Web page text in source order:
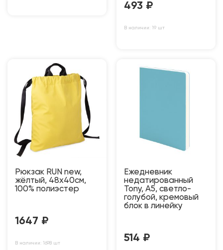
493 ₽
В наличии: 19 шт
Рюкзак RUN new,
жёлтый, 48х40см,
100% полиэстер
1647 ₽
В наличии: 1698 шт
Ежедневник
недатированный
Tony, А5, светло-
голубой, кремовый
блок в линейку
514 ₽